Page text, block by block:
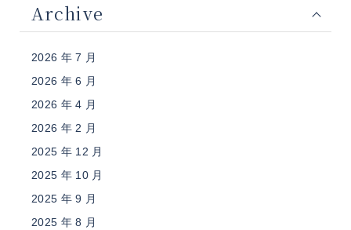
Archive
2026 年 7 月
2026 年 6 月
2026 年 4 月
2026 年 2 月
2025 年 12 月
2025 年 10 月
2025 年 9 月
2025 年 8 月